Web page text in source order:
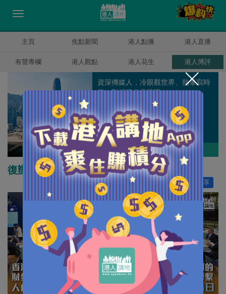
主頁 焦點新聞 港人點播 港人直播
有聲專欄 港人觀點 港人花生 港人博評
錢一帆
資深傳媒人，冷眼觀世界、熱筆寫時
事，對經濟尤具慧眼。
作者其他博評
復辦經濟盛會覓出路
分享
41